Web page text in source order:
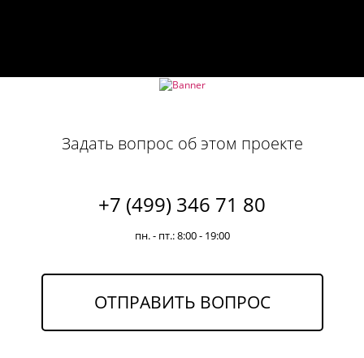
Задать вопрос об этом проекте
+7 (499) 346 71 80
пн. - пт.: 8:00 - 19:00
ОТПРАВИТЬ ВОПРОС